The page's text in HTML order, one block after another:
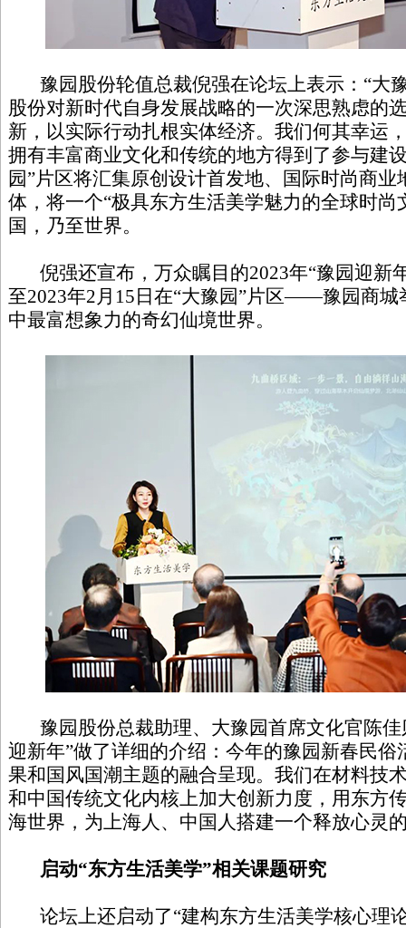
豫园股份轮值总裁倪强在论坛上表示：“大
股份对新时代自身发展战略的一次深思熟虑的
新，以实际行动扎根实体经济。我们何其幸运
拥有丰富商业文化和传统的地方得到了参与建
园”片区将汇集原创设计首发地、国际时尚商
体，将一个“极具东方生活美学魅力的全球时尚
国，乃至世界。
倪强还宣布，万众瞩目的2023年“豫园迎新
至2023年2月15日在“大豫园”片区——豫园商城
中最富想象力的奇幻仙境世界。
豫园股份总裁助理、大豫园首席文化官陈佳
迎新年”做了详细的介绍：今年的豫园新春民俗
果和国风国潮主题的融合呈现。我们在材料技
和中国传统文化内核上加大创新力度，用东方
海世界，为上海人、中国人搭建一个释放心灵
启动“东方生活美学”相关课题研究
论坛上还启动了“建构东方生活美学核心理